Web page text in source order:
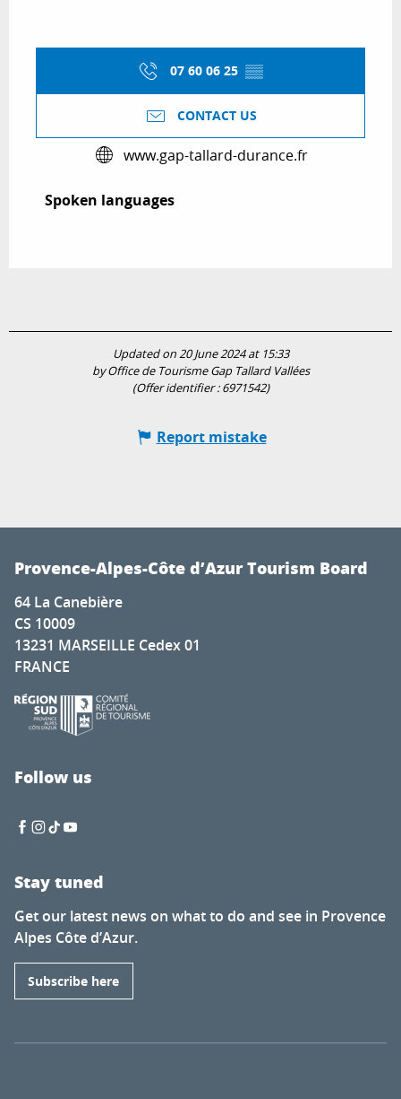
07 60 06 25 ▒▒
CONTACT US
www.gap-tallard-durance.fr
Spoken languages
Spoken languages
Updated on 20 June 2024 at 15:33
by Office de Tourisme Gap Tallard Vallées
(Offer identifier :6971542)
Report mistake
Provence-Alpes-Côte d’Azur Tourism Board
64 La Canebière
CS 10009
13231 MARSEILLE Cedex 01
FRANCE
Follow us
Stay tuned
Get our latest news on what to do and see in Provence
Alpes Côte d’Azur.
Subscribe here